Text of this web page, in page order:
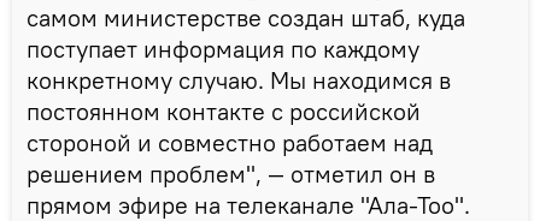
самом министерстве создан штаб, куда
поступает информация по каждому
конкретному случаю. Мы находимся в
постоянном контакте с российской
стороной и совместно работаем над
решением проблем", — отметил он в
прямом эфире на телеканале "Ала-Тоо".